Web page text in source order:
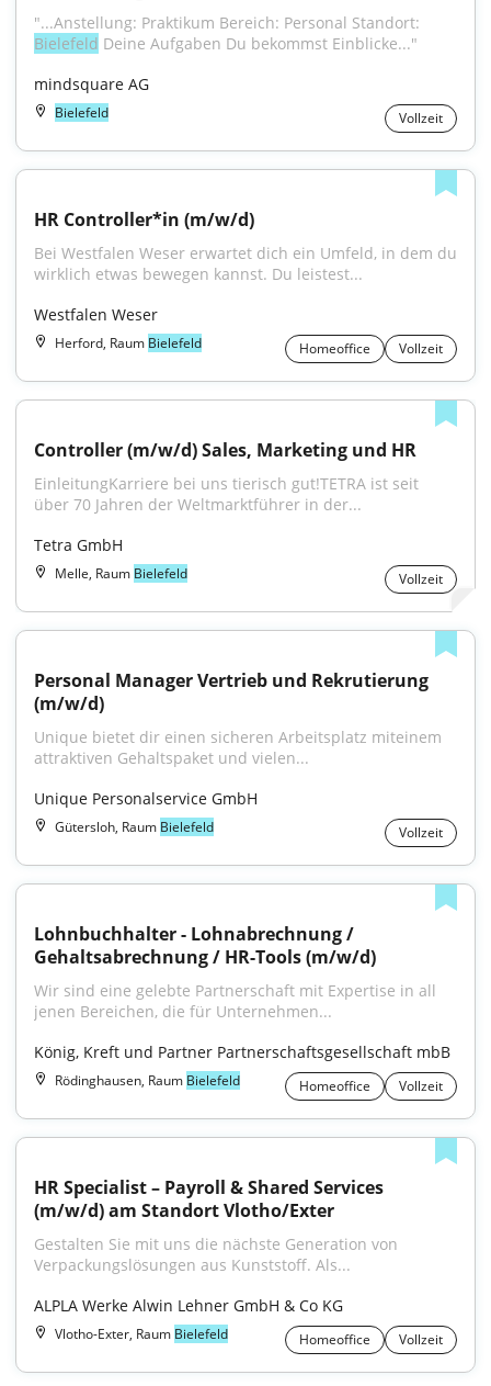
Bielefeld Deine Aufgaben Du bekommst Einblicke..."
mindsquare AG
Bielefeld Vollzeit
HR Controller*in (m/w/d)
Bei Westfalen Weser erwartet dich ein Umfeld, in dem du
wirklich etwas bewegen kannst. Du leistest...
Westfalen Weser
Herford, Raum Bielefeld Homeoffice Vollzeit
Controller (m/w/d) Sales, Marketing und HR
EinleitungKarriere bei uns tierisch gut!TETRA ist seit
über 70 Jahren der Weltmarktführer in der...
Tetra GmbH
Melle, Raum Bielefeld Vollzeit
Personal Manager Vertrieb und Rekrutierung
(m/w/d)
Unique bietet dir einen sicheren Arbeitsplatz miteinem
attraktiven Gehaltspaket und vielen...
Unique Personalservice GmbH
Gütersloh, Raum Bielefeld Vollzeit
Lohnbuchhalter - Lohnabrechnung /
Gehaltsabrechnung / HR-Tools (m/w/d)
Wir sind eine gelebte Partnerschaft mit Expertise in all
jenen Bereichen, die für Unternehmen...
König, Kreft und Partner Partnerschaftsgesellschaft mbB
Rödinghausen, Raum Bielefeld Homeoffice Vollzeit
HR Specialist – Payroll & Shared Services
(m/w/d) am Standort Vlotho/Exter
Gestalten Sie mit uns die nächste Generation von
Verpackungslösungen aus Kunststoff. Als...
ALPLA Werke Alwin Lehner GmbH & Co KG
Vlotho-Exter, Raum Bielefeld Homeoffice Vollzeit